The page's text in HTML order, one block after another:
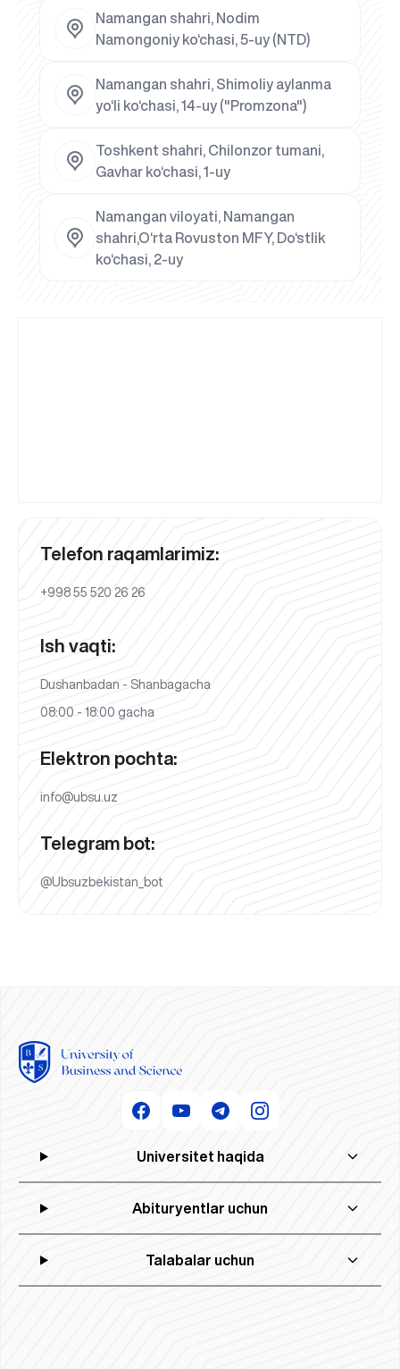
Namangan shahri, Nodim
Namongoniy ko‘chasi, 5-uy (NTD)
Namangan shahri, Shimoliy aylanma
yo‘li ko‘chasi, 14-uy ("Promzona")
Toshkent shahri, Chilonzor tumani,
Gavhar ko‘chasi, 1-uy
Namangan viloyati, Namangan
shahri,O‘rta Rovuston MFY, Do‘stlik
ko‘chasi, 2-uy
Telefon raqamlarimiz:
+998 55 520 26 26
Ish vaqti:
Dushanbadan - Shanbagacha
08:00 - 18:00 gacha
Elektron pochta:
info@ubsu.uz
Telegram bot:
@Ubsuzbekistan_bot
Universitet haqida
Abituryentlar uchun
Talabalar uchun